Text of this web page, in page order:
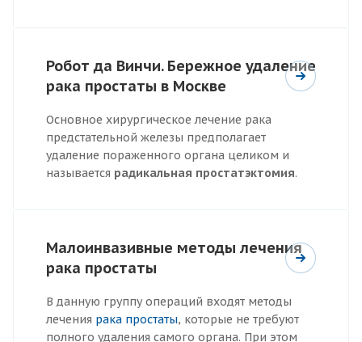
Робот да Винчи. Бережное удаление
рака простаты в Москве
Основное хирургическое лечение рака
предстательной железы предполагает
удаление пораженного органа целиком и
называется радикальная простатэктомия.
Малоинвазивные методы лечения
рака простаты
В данную группу операций входят методы
лечения рака простаты, которые не требуют
полного удаления самого органа. При этом